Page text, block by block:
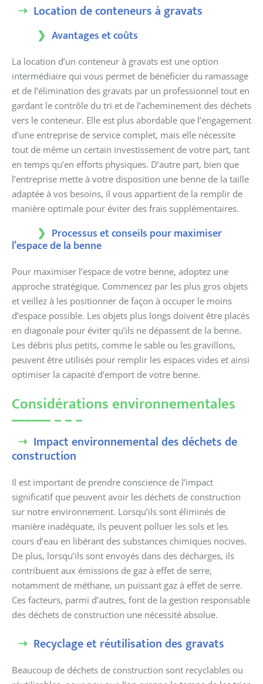
Location de conteneurs à gravats
Avantages et coûts
La location d’un conteneur à gravats est une option
intermédiaire qui vous permet de bénéficier du ramassage
et de l’élimination des gravats par un professionnel tout en
gardant le contrôle du tri et de l’acheminement des déchets
vers le conteneur. Elle est plus abordable que l’engagement
d’une entreprise de service complet, mais elle nécessite
tout de même un certain investissement de votre part, tant
en temps qu’en efforts physiques. D’autre part, bien que
l’entreprise mette à votre disposition une benne de la taille
adaptée à vos besoins, il vous appartient de la remplir de
manière optimale pour éviter des frais supplémentaires.
Processus et conseils pour maximiser
l’espace de la benne
Pour maximiser l’espace de votre benne, adoptez une
approche stratégique. Commencez par les plus gros objets
et veillez à les positionner de façon à occuper le moins
d’espace possible. Les objets plus longs doivent être placés
en diagonale pour éviter qu’ils ne dépassent de la benne.
Les débris plus petits, comme le sable ou les gravillons,
peuvent être utilisés pour remplir les espaces vides et ainsi
optimiser la capacité d’emport de votre benne.
Considérations environnementales
Impact environnemental des déchets de
construction
Il est important de prendre conscience de l’impact
significatif que peuvent avoir les déchets de construction
sur notre environnement. Lorsqu’ils sont éliminés de
manière inadéquate, ils peuvent polluer les sols et les
cours d’eau en libérant des substances chimiques nocives.
De plus, lorsqu’ils sont envoyés dans des décharges, ils
contribuent aux émissions de gaz à effet de serre,
notamment de méthane, un puissant gaz à effet de serre.
Ces facteurs, parmi d’autres, font de la gestion responsable
des déchets de construction une nécessité absolue.
Recyclage et réutilisation des gravats
Beaucoup de déchets de construction sont recyclables ou